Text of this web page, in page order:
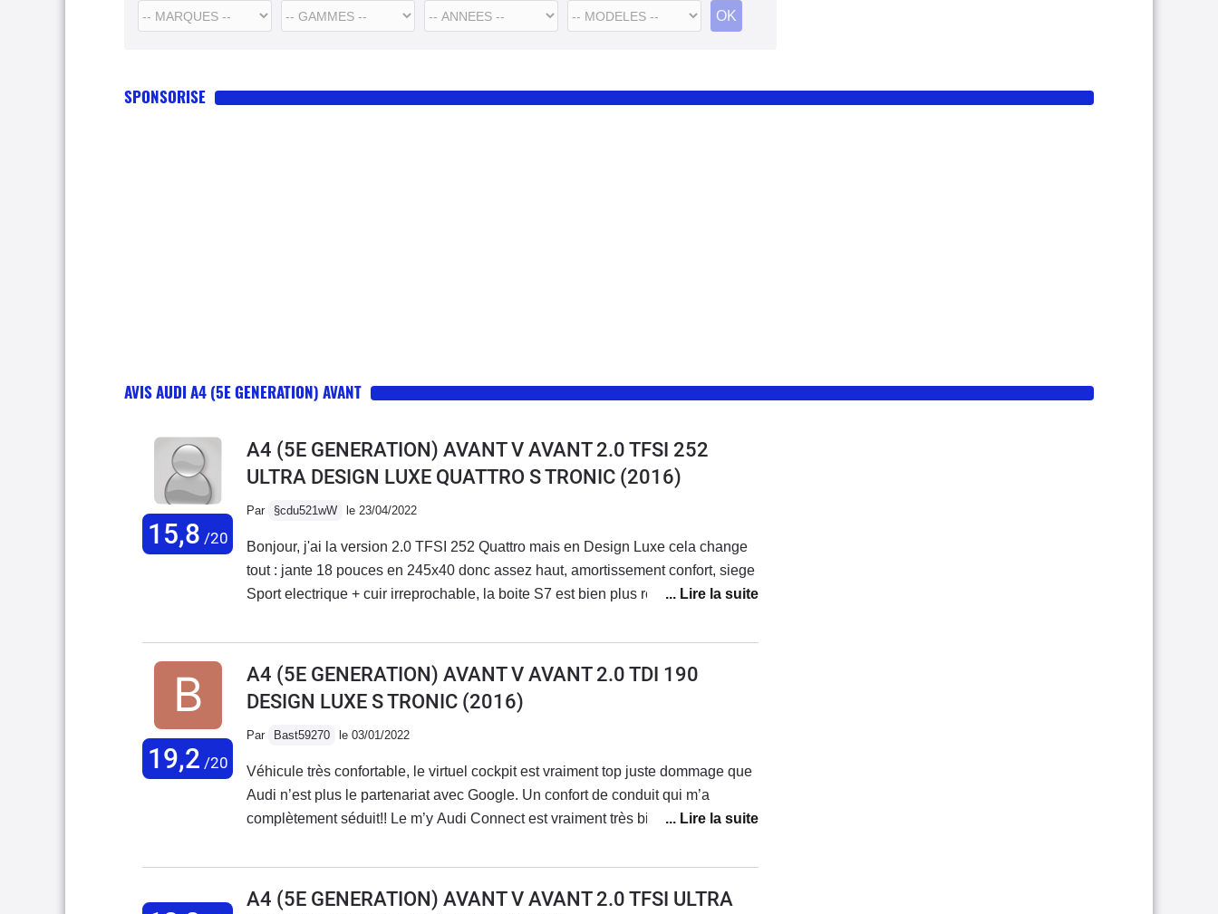
SPONSORISE
AVIS AUDI A4 (5E GENERATION) AVANT
15,8 /20
A4 (5E GENERATION) AVANT V AVANT 2.0 TFSI 252
ULTRA DESIGN LUXE QUATTRO S TRONIC (2016)
Par §cdu521wW le 23/04/2022
Bonjour, j'ai la version 2.0 TFSI 252 Quattro mais en Design Luxe cela change
tout : jante 18 pouces en 245x40 donc assez haut, amortissement confort, siege
Sport electrique + cuir irreprochable, la boite S7 est bien plus reactive que sur la
douceur et dans un silence surprenant ( vitre AV feuilletée ). Pour autant le
chrono est seul juge 26 s au 1000 m et 5.9 s au 0 a 100 meme la BMW 330 i est
battue....Trés bonne routiere confortable tout en etant dynamique,
silencieuse.Pour moi c'est le compromis ideale entre la BMW et la
Mercedes.Bonne route CD
19,2 /20
A4 (5E GENERATION) AVANT V AVANT 2.0 TDI 190
DESIGN LUXE S TRONIC (2016)
Par Bast59270 le 03/01/2022
Véhicule très confortable, le virtuel cockpit est vraiment top juste dommage que
Audi n’est plus le partenariat avec Google. Un confort de conduit qui m’a
complètement séduit!! Le m’y Audi Connect est vraiment très bien avec une
pour peut de fonctionnalité. Autrement la véritable deutsche qualité
A4 (5E GENERATION) AVANT V AVANT 2.0 TFSI ULTRA